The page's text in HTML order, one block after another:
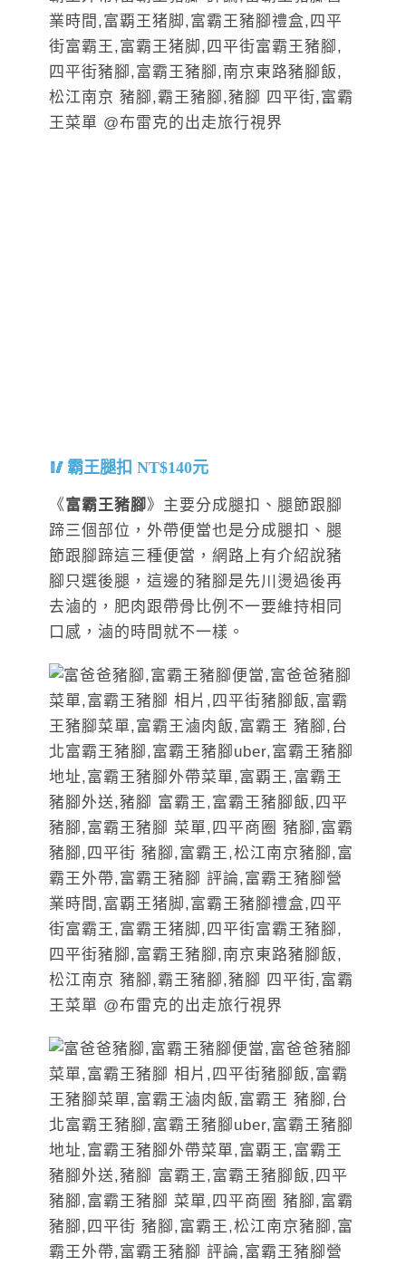
霸王腿扣 NT$140元
《富霸王豬腳》主要分成腿扣、腿節跟腳
蹄三個部位，外帶便當也是分成腿扣、腿
節跟腳蹄這三種便當，網路上有介紹說豬
腳只選後腿，這邊的豬腳是先川燙過後再
去滷的，肥肉跟帶骨比例不一要維持相同
口感，滷的時間就不一樣。